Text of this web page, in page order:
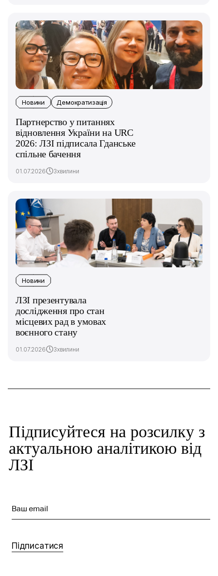
Новини Демократизація
Партнерство у питаннях
відновлення України на URC
2026: ЛЗІ підписала Гданське
спільне бачення
01.07.2026 3хвилини
Новини
ЛЗІ презентувала
дослідження про стан
місцевих рад в умовах
воєнного стану
01.07.2026 3хвилини
Підписуйтеся на розсилку з
актуальною аналітикою від
ЛЗІ
Ваш email
Підписатися